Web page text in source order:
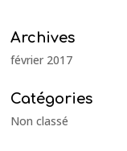
Archives
février 2017
Catégories
Non classé